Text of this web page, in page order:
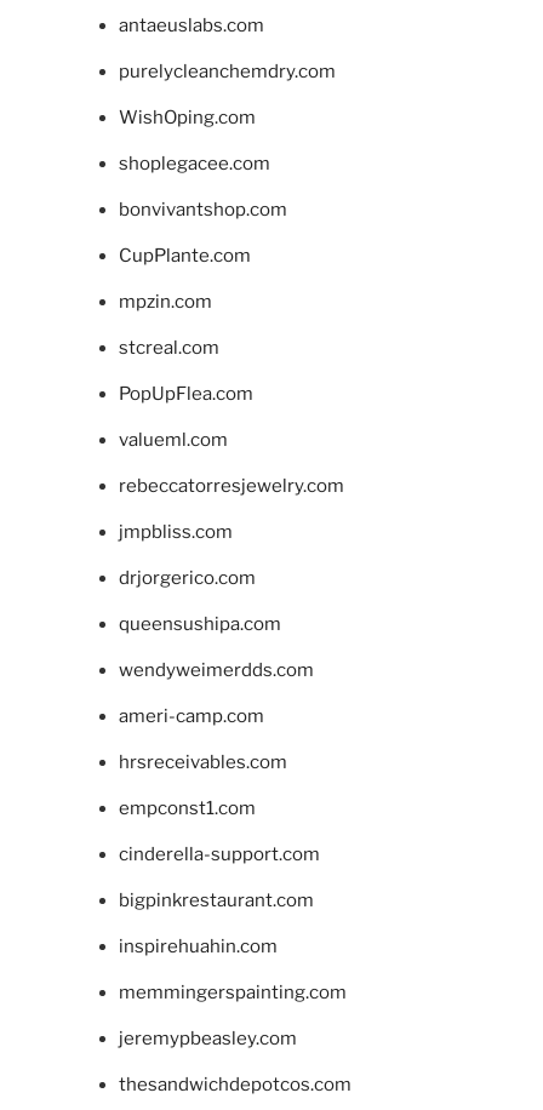
antaeuslabs.com
purelycleanchemdry.com
WishOping.com
shoplegacee.com
bonvivantshop.com
CupPlante.com
mpzin.com
stcreal.com
PopUpFlea.com
valueml.com
rebeccatorresjewelry.com
jmpbliss.com
drjorgerico.com
queensushipa.com
wendyweimerdds.com
ameri-camp.com
hrsreceivables.com
empconst1.com
cinderella-support.com
bigpinkrestaurant.com
inspirehuahin.com
memmingerspainting.com
jeremypbeasley.com
thesandwichdepotcos.com